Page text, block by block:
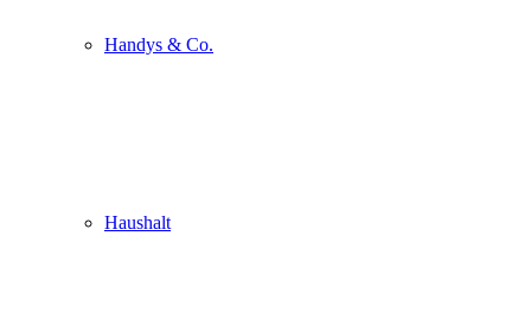
Handys & Co.
Haushalt